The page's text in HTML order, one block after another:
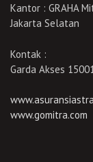
Kantor : GRAHA
Jakarta Selatan
Kontak :
Garda Akses
www.gomitra.com